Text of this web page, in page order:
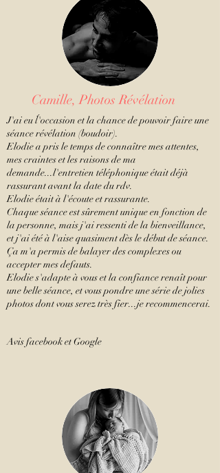
Camille, Photos Révélation
J'ai eu ĺ'occasion et la chance de pouvoir faire une
séance révélation (boudoir).
Elodie a pris le temps de connaître mes attentes,
mes craintes et les raisons de ma
demande...l'entretien téléphonique était déjà
rassurant avant la date du rdv.
Elodie était à l'écoute et rassurante.
Chaque séance est sûrement unique en fonction de
la personne, mais j'ai ressenti de la bienveillance,
et j'ai été à l'aise quasiment dès le début de séance.
Ça m'a permis de balayer des complexes ou
accepter mes defauts.
Elodie s'adapte à vous et la confiance renaît pour
une belle séance, et vous pondre une série de jolies
photos dont vous serez très fier...je recommencerai.
Avis facebook et Google